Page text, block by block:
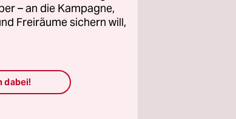
– an die Kampagne,
Freiräume sichern will,
dabei!